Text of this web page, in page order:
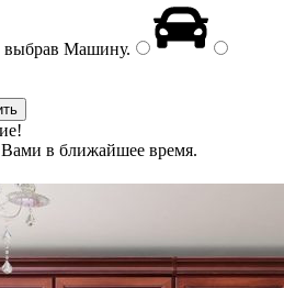
выбрав Машину.
в ближайшее время.